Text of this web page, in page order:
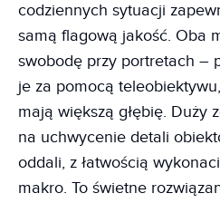
codziennych sytuacji
samą flagową jakość. Oba
swobodę przy portretach –
je za pomocą
mają większą głębię. Duży
na uchwycenie detali
oddali, z łatwością
makro. To świetne